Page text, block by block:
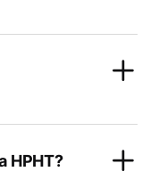
HPHT?